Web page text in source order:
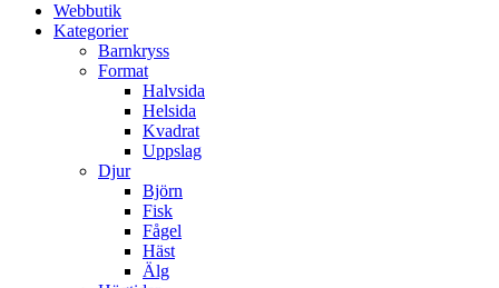
Webbutik
Kategorier
Barnkryss
Format
Halvsida
Helsida
Kvadrat
Uppslag
Djur
Björn
Fisk
Fågel
Häst
Älg